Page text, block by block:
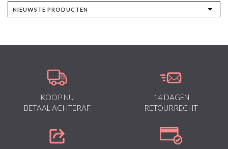
KOOP NU
BETAAL ACHTERAF
14 DAGEN
RETOURRECHT